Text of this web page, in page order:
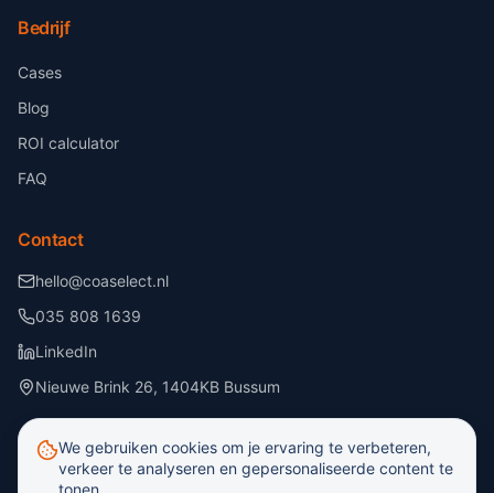
We gebruiken cookies om je ervaring te verbeteren,
verkeer te analyseren en gepersonaliseerde content te
tonen.
Bedrijf
Cases
Blog
ROI calculator
FAQ
Contact
hello@coaselect.nl
035 808 1639
LinkedIn
Nieuwe Brink 26, 1404KB Bussum